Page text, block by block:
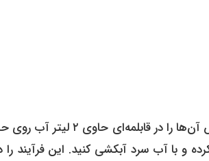
ابتدا شکوفه‌های تازه را پرپر کرده و به خوبی بشویید. سپس آن‌ها را در
و با آب سرد آبکشی کنید. این فرآیند را